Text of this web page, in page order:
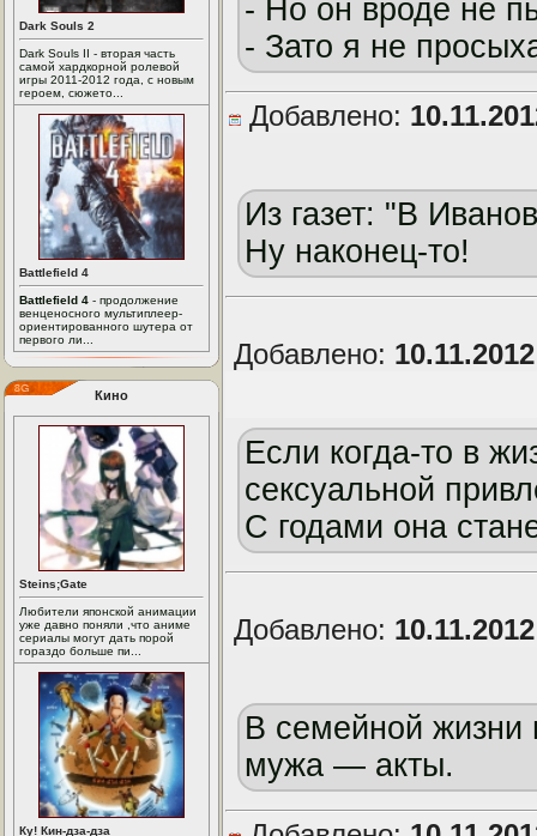
Dark Souls 2
Dark Souls II - вторая часть
самой хардкорной ролевой
игры 2011-2012 года, с новым
героем, сюжето...
Battlefield 4
Battlefield 4 - продолжение
венценосного мультиплеер-
ориентированного шутера от
первого ли...
Кино
Steins;Gate
Любители японской анимации
уже давно поняли ,что аниме
сериалы могут дать порой
гораздо больше пи...
Ку! Кин-дза-дза
- Но он вроде не
- Зато я не
Добавлено:
Из газет: "В
Ну наконец-то!
Добавлено:
Если когда-то в
сексуальной
С годами она
Добавлено:
В семейной жизни
мужа — акты.